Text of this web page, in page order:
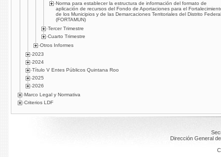
Norma para establecer la estructura de información del formato de
aplicación de recursos del Fondo de Aportaciones para el
de los Municipios y de las Demarcaciones Territoriales del Distrito Federal
(FORTAMUN)
Tercer Trimestre
Cuarto Trimestre
Otros Informes
2023
2024
Título V Entes Públicos Quintana Roo
2025
2026
Marco Legal y Normativa
Criterios LDF
Dirección General